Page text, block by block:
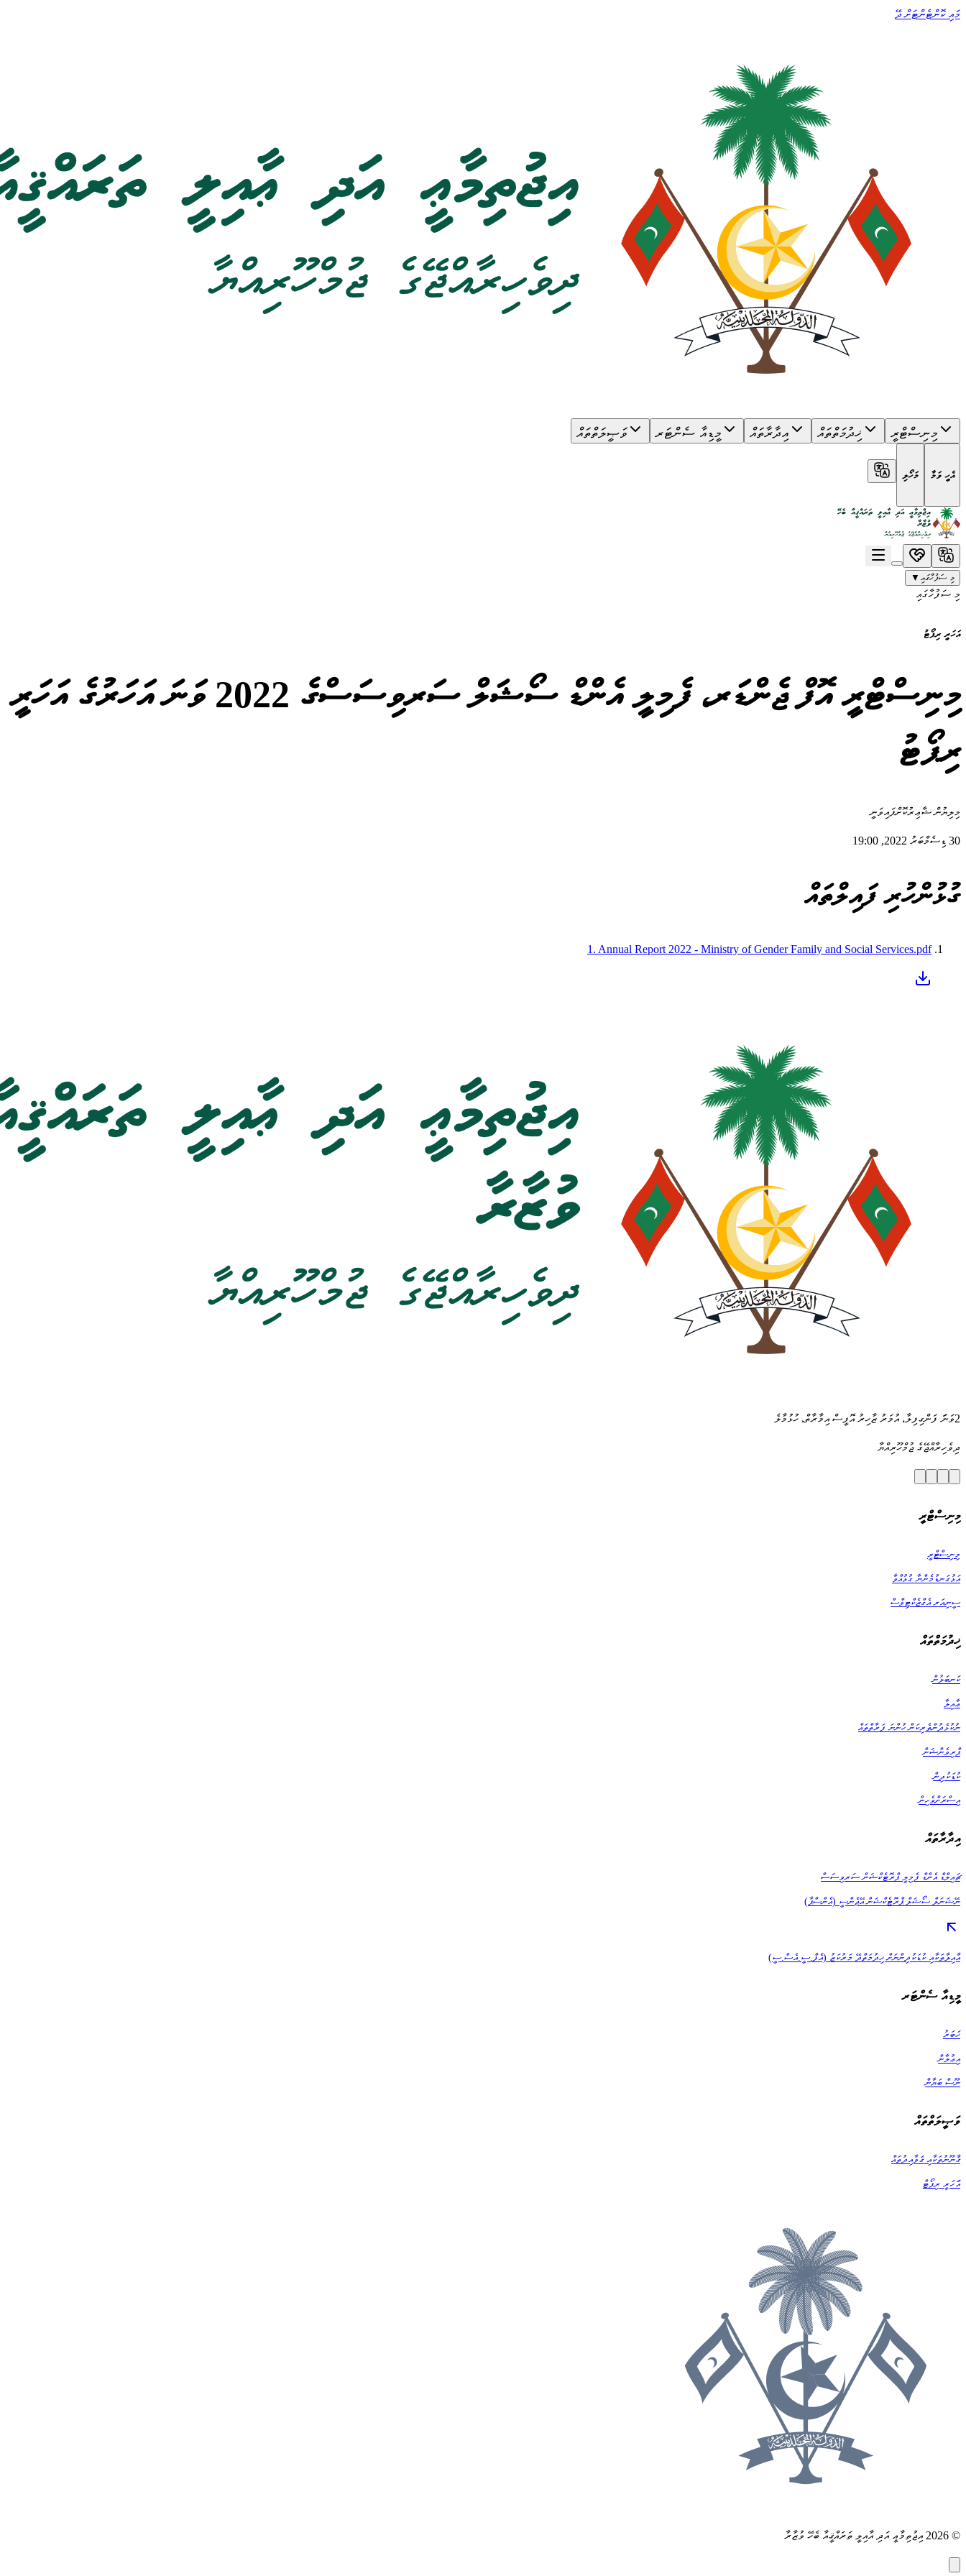
މައި ކޮންޓެންޓަށް ދޭ
މިނިސްޓްރީ ޚިދުމަތްތައް އިދާރާތައް މީޑިއާ ސެންޓަރ ވަޞީލަތްތައް
އެހީ ވަމާ މަހޯލި
މި ސަފުހާގައި ▼
މި ސަފުހާގައި
އަހަރީ ރިޕޯޓު
މިނިސްޓްރީ އޮފް ޖެންޑަރ، ފެމިލީ އެންޑް ސޯޝަލް ސަރވިސަސްގެ 2022 ވަނަ އަހަރުގެ އަހަރީ
ރިޕޯޓު
މިލިޔުން ޝާޢިރުކޮށްފައިވަނީ
30 ޑިސެމްބަރު 2022, 19:00
ގުޅުންހުރި ފައިލްތައް
1 . Annual Report 2022 - Ministry of Gender Family and Social Services.pdf
2ވަނަަ ފަންގިފިލާ، އުމަރު ޒާހިރު އޮފީސް އިމާރާތް، ހުޅުމާލެ
ދިވެހިރާއްޖޭގެ ޖުމްހޫރިއްޔާ
މިނިސްޓްރީ
މިނިސްޓްރީ
އަޅުގަނޑުމެންނާ ގުޅުއްވާ
ސީނިއަރ އެގްޒެކްޓިވްސް
ޚިދުމަތްތައް
ކަނބަލުން
ޢާއިލާ
ނުކުޅެދުންތެރިކަން ހުންނަ ފަރާތްތައް
ޕްރިވެންޝަން
ކުޑަކުދިން
އިސްރަށްވެހިން
އިދާރާތައް
ޗައިލްޑް އެންޑް ފެމިލީ ޕްރޮޓެކްޝަން ސަރވިސަސް
ނޭޝަނަލް ސޯޝަލް ޕްރޮޓެކްޝަން އޭޖެންސީ (އެންސްޕާ)
އާއިލާތަކާއި ކުޑަކުދިންނަށް ޚިދުމަތްދޭ މަރުކަޒު (އެފް.ސީ.އެސް.ސީ)
މީޑިއާ ސެންޓަރ
ޚަބަރު
އިޢުލާން
ނޫސް ބަޔާން
ވަޞީލަތްތައް
ޤާނޫނުތަކާއި ޤަވާއިދުތައް
އަަހަރީ ރިޕޯޓް
© 2026 އިޖުތިމާޢީ އަދި އާއިލީ ތަރައްޤީއާ ބެހޭ ވުޒާރާ